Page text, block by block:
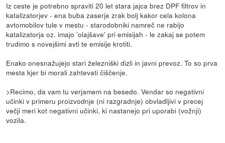
Iz ceste je potrebno spraviti 20 let stara jajca brez DPF filtrov in
katalizatorjev - ena buba zaserje zrak bolj kakor cela kolona
avtomobilov tule v mestu - starodobniki namreč ne rabijo
katalizatorja oz. imajo 'olajšave' pri emisijah - le zakaj se potem
trudimo s novejšimi avti te emisije krotiti.
Enako onesnažujejo stari železniški dizli in javni prevoz. To so prva
mesta kjer bi morali zahtevati čiščenje.
>Recimo, da vam tu verjamem na besedo. Vendar so negativni
učinki v primeru proizvodnje (ni razgradnje) obvladljivi v precej
večji meri kot negativni učinki, ki nastanejo pri uporabi (vožnji)
vozila.